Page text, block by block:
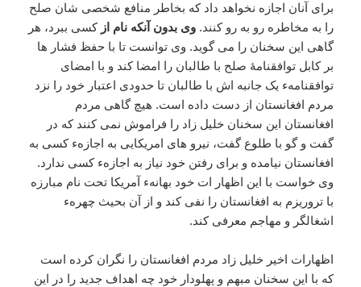
برای آنان اجازه نخواهد داد که بخاطر منافع شخصی شان صلح
را به مخاطره رو به رو کنند.وی بدون آنکه نام از کسی ببرد، هر
گاهی این سخنان را می گوید. وی توانست تا با حفظ فشار ها
بر کابل توافقنامۀ صلح با طالبان را امضا کند و با امضای
توافقنامهء یک جانبه اش با طالبان تا حدودی اعتبار خود را نزد
مردم افغانستان از دست داده است. هیچ گاهی مردم
افغانستان این سخنان خلیل زاد را فراموش نمی کنند که در
گفت و گو با طلوع گفت، نیرو های امریکایی به اجازهء کسی به
افغانستان نیامده و برای رفتن خود نیاز به اجازهء کسی ندارد.
وی خواست با این اظهار ات خود بهانهء آمریکا تحت نام مبارزه
با تروریزم به افغانستان را نفی کند و از آن بحیث چهرهء
اشغالگر و مهاجم معرفی کند.
اظهارات اخیر خلیل زاد مردم افغانستان را نگران کرده است
که با این سخنان مبهم و پهلودار خود چه اهداف جدید را در این